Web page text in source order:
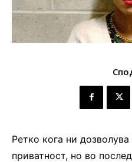
Ретко кога ни
приватност, но во